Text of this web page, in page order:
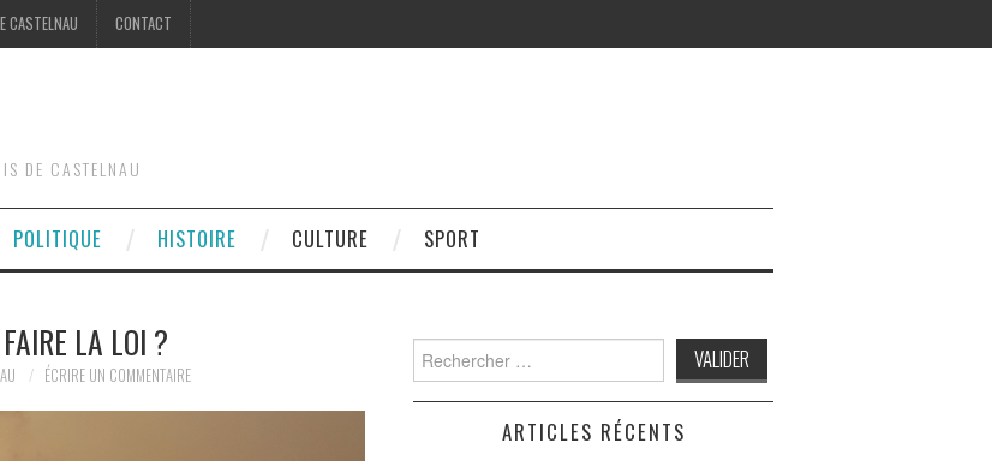
CASTELNAU CONTACT
DE CASTELNAU
POLITIQUE HISTOIRE CULTURE SPORT
LA LOI ?
ÉCRIRE UN COMMENTAIRE
Search
for:
ARTICLES RÉCENTS